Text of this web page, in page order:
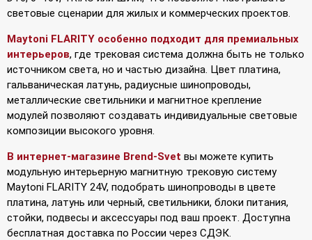
световые сценарии для жилых и коммерческих проектов.
Maytoni FLARITY особенно подходит для премиальных
интерьеров, где трековая система должна быть не только
источником света, но и частью дизайна. Цвет платина,
гальваническая латунь, радиусные шинопроводы,
металлические светильники и магнитное крепление
модулей позволяют создавать индивидуальные световые
композиции высокого уровня.
В интернет-магазине Brend-Svet вы можете купить
модульную интерьерную магнитную трековую систему
Maytoni FLARITY 24V, подобрать шинопроводы в цвете
платина, латунь или черный, светильники, блоки питания,
стойки, подвесы и аксессуары под ваш проект. Доступна
бесплатная доставка по России через СДЭК.